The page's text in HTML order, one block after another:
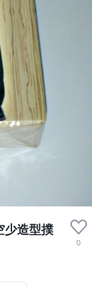
少造型撲
0